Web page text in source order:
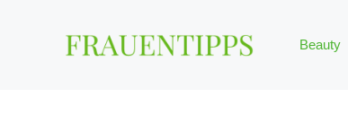
Beauty